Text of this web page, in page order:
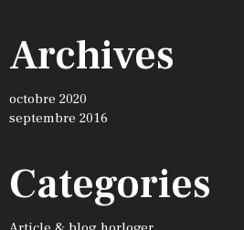
Archives
octobre 2020
septembre 2016
Categories